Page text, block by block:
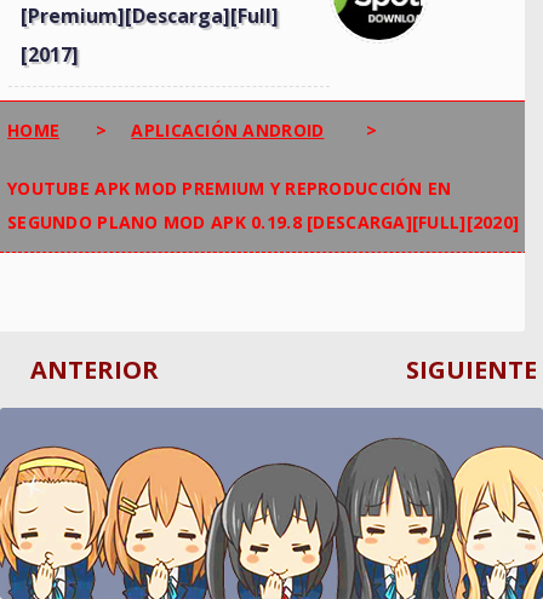
[Premium][Descarga][Full]
[2017]
HOME > APLICACIÓN ANDROID >
YOUTUBE APK MOD PREMIUM Y REPRODUCCIÓN EN
SEGUNDO PLANO MOD APK 0.19.8 [DESCARGA][FULL][2020]
SIGUIENTE
ANTERIOR